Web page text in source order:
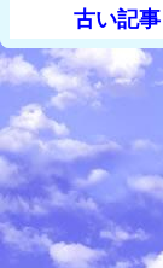
古い記事